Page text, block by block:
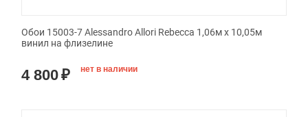
Обои 15003-7 Alessandro Allori Rebecca 1,06м х 10,05м
винил на флизелине
4 800₽ нет в наличии